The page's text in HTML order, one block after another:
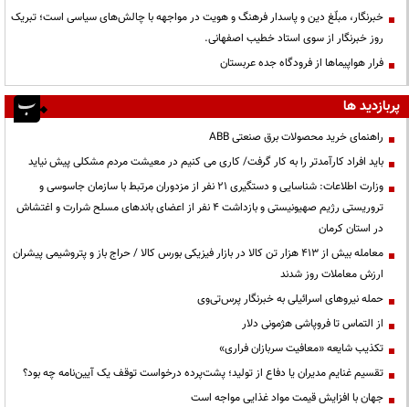
خبرنگار، مبلّغ دین و پاسدار فرهنگ و هویت در مواجهه با چالش‌های سیاسی است؛ تبریک
روز خبرنگار از سوی استاد خطیب اصفهانی.
فرار هواپیماها از فرودگاه جده عربستان
پربازدید ها
راهنمای خرید محصولات برق صنعتی ABB
باید افراد کارآمدتر را به کار گرفت/ کاری می کنیم در معیشت مردم مشکلی پیش نیاید
وزارت اطلاعات: شناسایی و دستگیری ۲۱ نفر از مزدوران مرتبط با سازمان جاسوسی و
تروریستی رژیم صهیونیستی و بازداشت ۴ نفر از اعضای باندهای مسلح شرارت و اغتشاش
در استان کرمان
معامله بیش از ۴۱۳ هزار تن کالا در بازار فیزیکی بورس کالا / حراج باز و پتروشیمی پیشران
ارزش معاملات روز شدند
حمله نیروهای اسرائیلی به خبرنگار پرس‌تی‌وی
از التماس تا فروپاشی هژمونی دلار
تکذیب شایعه «معافیت سربازان فراری»
تقسیم غنایم مدیران یا دفاع از تولید؛ پشت‌پرده درخواست توقف یک آیین‌نامه چه بود؟
جهان با افزایش قیمت مواد غذایی مواجه است